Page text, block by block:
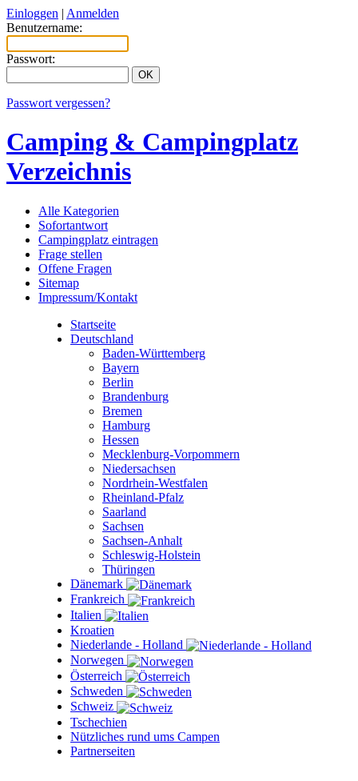
Einloggen | Anmelden
Benutzername:
Passwort:
Passwort vergessen?
Camping & Campingplatz
Verzeichnis
Alle Kategorien
Sofortantwort
Campingplatz eintragen
Frage stellen
Offene Fragen
Sitemap
Impressum/Kontakt
Startseite
Deutschland
Baden-Württemberg
Bayern
Berlin
Brandenburg
Bremen
Hamburg
Hessen
Mecklenburg-Vorpommern
Niedersachsen
Nordrhein-Westfalen
Rheinland-Pfalz
Saarland
Sachsen
Sachsen-Anhalt
Schleswig-Holstein
Thüringen
Dänemark
Frankreich
Italien
Kroatien
Niederlande - Holland
Norwegen
Österreich
Schweden
Schweiz
Tschechien
Nützliches rund ums Campen
Partnerseiten